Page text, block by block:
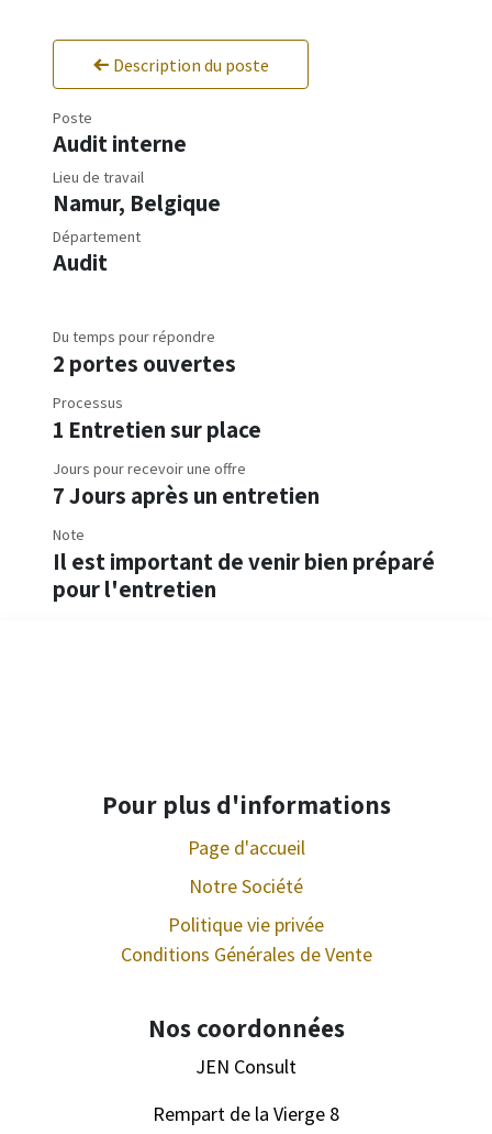
Description du poste
Poste
Audit interne
Lieu de travail
Namur, Belgique
Département
Audit
Du temps pour répondre
2 portes ouvertes
Processus
1 Entretien sur place
Jours pour recevoir une offre
7 Jours après un entretien
Note
Il est important de venir bien préparé
pour l'entretien
Pour plus d'informations
Page d'accueil
Notre Société
Politique vie privée
Conditions Générales de Vente
Nos coordonnées
JEN Consult
Rempart de la Vierge 8